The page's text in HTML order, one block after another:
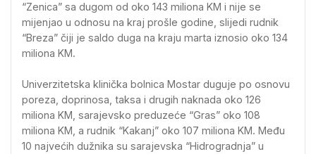
“Zenica” sa dugom od oko 143 miliona KM i nije se
mijenjao u odnosu na kraj prošle godine, slijedi rudnik
“Breza” čiji je saldo duga na kraju marta iznosio oko 134
miliona KM.
Univerzitetska klinička bolnica Mostar duguje po osnovu
poreza, doprinosa, taksa i drugih naknada oko 126
miliona KM, sarajevsko preduzeće “Gras” oko 108
miliona KM, a rudnik “Kakanj” oko 107 miliona KM. Među
10 najvećih dužnika su sarajevska “Hidrogradnja” u